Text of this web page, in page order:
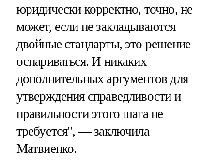
юридически корректно, точно, не
может, если не закладываются
двойные стандарты, это решение
оспариваться. И никаких
дополнительных аргументов для
утверждения справедливости и
правильности этого шага не
требуется", — заключила
Матвиенко.